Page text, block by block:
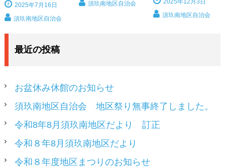
2025年7月16日
須玖南地区自治会
須玖南地区自治会
2025年12月3日
須玖南地区自治会
最近の投稿
お盆休み休館のお知らせ
須玖南地区自治会 地区祭り無事終了しました。
令和8年8月須玖南地区だより 訂正
令和８年8月須玖南地区だより
令和８年度地区まつりのお知らせ